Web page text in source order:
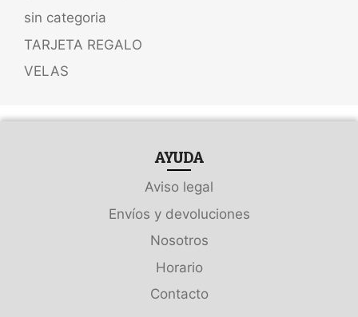
sin categoria
TARJETA REGALO
VELAS
AYUDA
Aviso legal
Envíos y devoluciones
Nosotros
Horario
Contacto